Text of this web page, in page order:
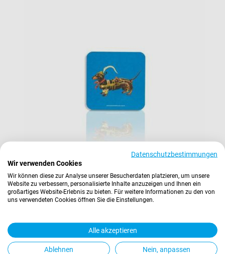
DACKEL Bierdeckel
5,90 €
Inkl. 19% Steuern,exkl.Versandkosten
Datenschutzbestimmungen
Wir verwenden Cookies
Wir können diese zur Analyse unserer Besucherdaten platzieren, um unsere
Website zu verbessern, personalisierte Inhalte anzuzeigen und Ihnen ein
großartiges Website-Erlebnis zu bieten. Für weitere Informationen zu den von
uns verwendeten Cookies öffnen Sie die Einstellungen.
Alle akzeptieren
Ablehnen Nein, anpassen